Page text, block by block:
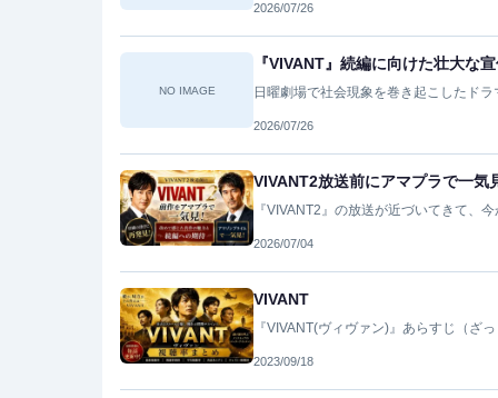
2026/07/26
NO IMAGE
『VIVANT』続編に向けた壮大な
日曜劇場で社会現象を巻き起こしたド
2026/07/26
VIVANT2放送前にアマプラで一気
『VIVANT2』の放送が近づいてきて、
2026/07/04
VIVANT
『VIVANT(ヴィヴァン)』あらすじ（ざ
2023/09/18